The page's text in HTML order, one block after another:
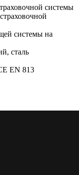
системы
системы на
сталь
EN 813